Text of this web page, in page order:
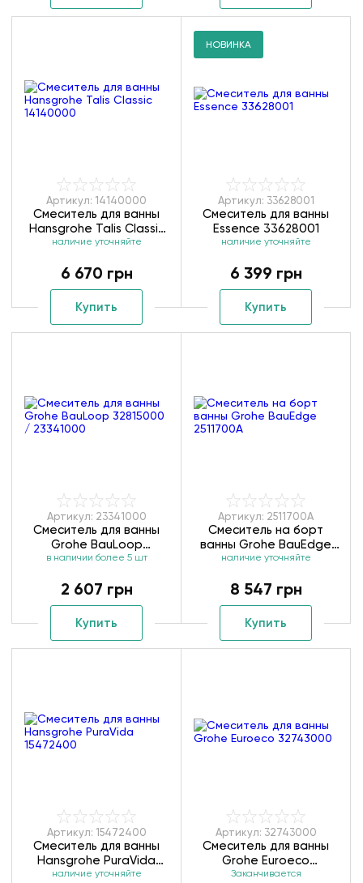
Артикул: 14140000
Смеситель для ванны
Hansgrohe Talis Classic
14140000
наличие уточняйте
6 670 грн
Купить
НОВИНКА
Артикул: 33628001
Смеситель для ванны
Essence 33628001
наличие уточняйте
6 399 грн
Купить
Артикул: 23341000
Смеситель для ванны
Grohe BauLoop
32815000 / 23341000
в наличии более 5 шт
2 607 грн
Купить
Артикул: 2511700A
Смеситель на борт
ванны Grohe BauEdge
2511700A
наличие уточняйте
8 547 грн
Купить
Артикул: 15472400
Смеситель для ванны
Hansgrohe PuraVida
15472400
наличие уточняйте
Артикул: 32743000
Смеситель для ванны
Grohe Euroeco
32743000
Заканчивается